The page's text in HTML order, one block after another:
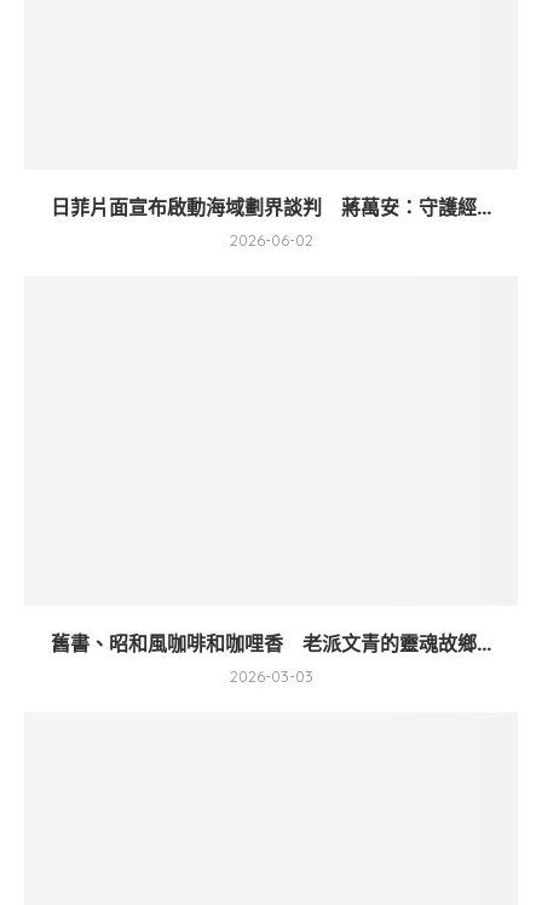
日菲片面宣布啟動海域劃界談判 蔣萬安：守護經...
2026-06-02
舊書、昭和風咖啡和咖哩香 老派文青的靈魂故鄉...
2026-03-03